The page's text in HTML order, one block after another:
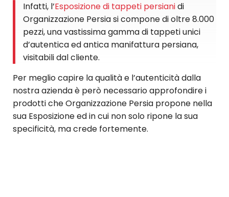
Infatti, l’Esposizione di tappeti persianidi
Organizzazione Persia si compone di oltre 8.000
pezzi, una vastissima gamma di tappeti unici
d’autentica ed antica manifattura persiana,
visitabili dal cliente.
Per meglio capire la qualità e l’autenticità dalla
nostra azienda è però necessario approfondire i
prodotti che Organizzazione Persia propone nella
sua Esposizione ed in cui non solo ripone la sua
specificità, ma crede fortemente.